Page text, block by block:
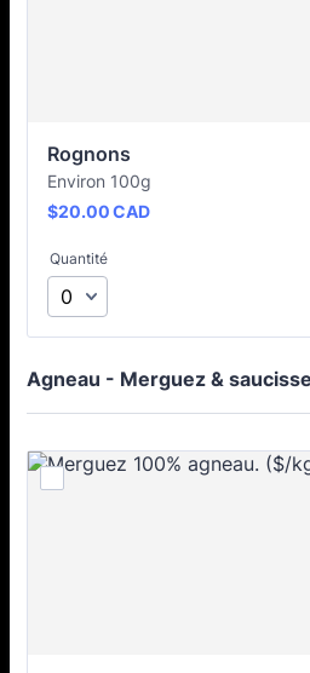
Rognons
Environ 100g
$20.00 CAD
$20.00CAD
Quantité
Agneau - Merguez &